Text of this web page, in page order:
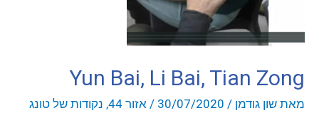
Yun Bai, Li Bai, Tian Zong
מאת שון גודמן /
30/07/2020
/ אזור 44 , נקודות של טונג
קורסים
פוסטים